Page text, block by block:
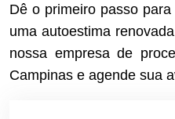
Dê o primeiro passo
uma autoestima
nossa empresa de
Campinas e agende sua